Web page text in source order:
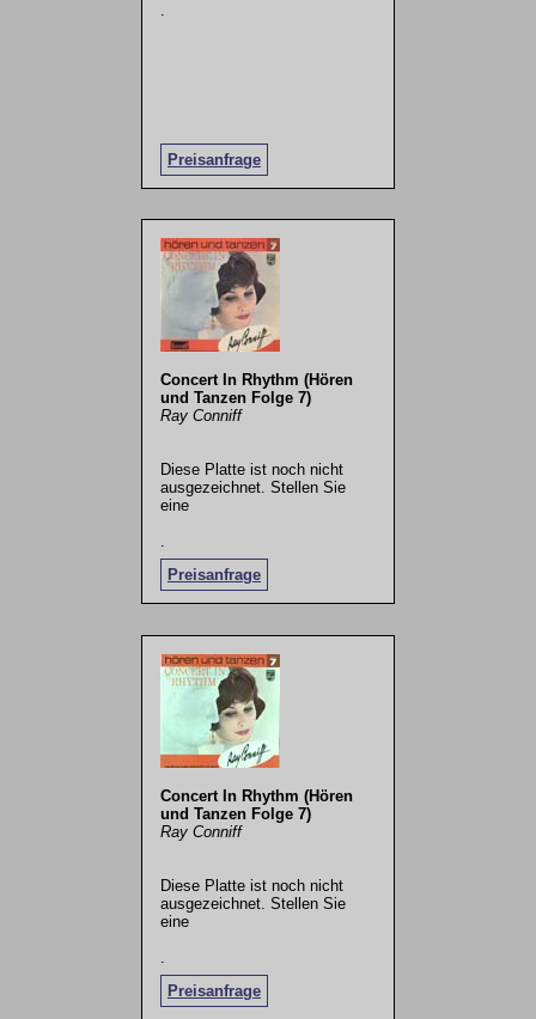
Preisanfrage
Concert In Rhythm (Hören
und Tanzen Folge 7)
Ray Conniff
Diese Platte ist noch nicht
ausgezeichnet. Stellen Sie
eine
Preisanfrage
.
Concert In Rhythm (Hören
und Tanzen Folge 7)
Ray Conniff
Diese Platte ist noch nicht
ausgezeichnet. Stellen Sie
eine
Preisanfrage